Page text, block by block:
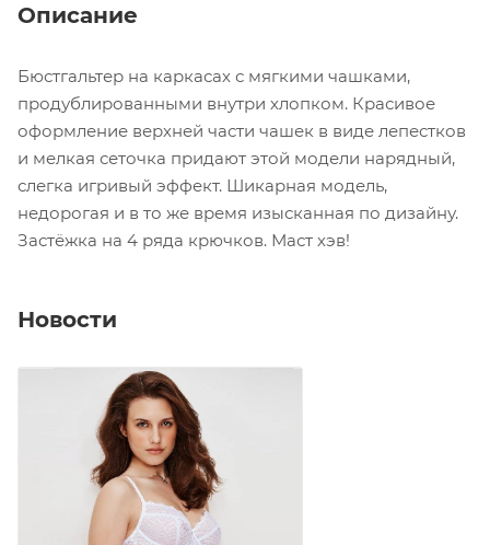
Описание
Бюстгальтер на каркасах с мягкими чашками,
продублированными внутри хлопком. Красивое
оформление верхней части чашек в виде лепестков
и мелкая сеточка придают этой модели нарядный,
слегка игривый эффект. Шикарная модель,
недорогая и в то же время изысканная по дизайну.
Застёжка на 4 ряда крючков. Маст хэв!
Новости